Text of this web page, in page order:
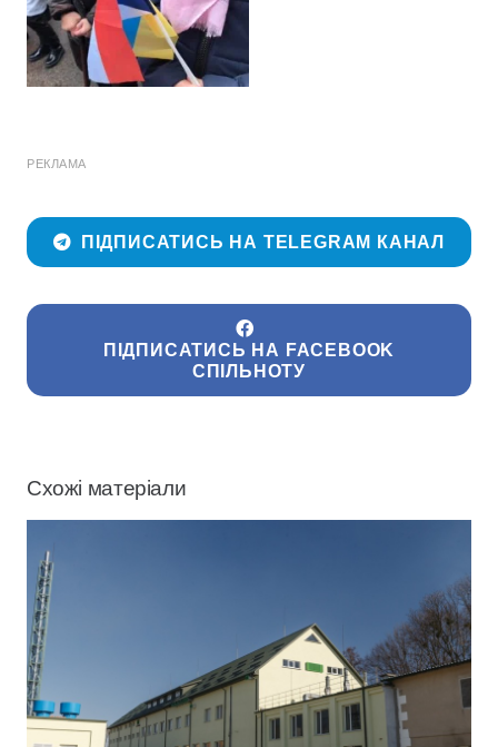
РЕКЛАМА
ПІДПИСАТИСЬ НА TELEGRAM КАНАЛ
ПІДПИСАТИСЬ НА FACEBOOK
СПІЛЬНОТУ
Схожі матеріали